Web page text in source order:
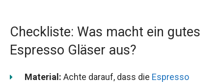
Checkliste: Was macht ein gutes
Espresso Gläser aus?
Material: Achte darauf, dass die Espresso